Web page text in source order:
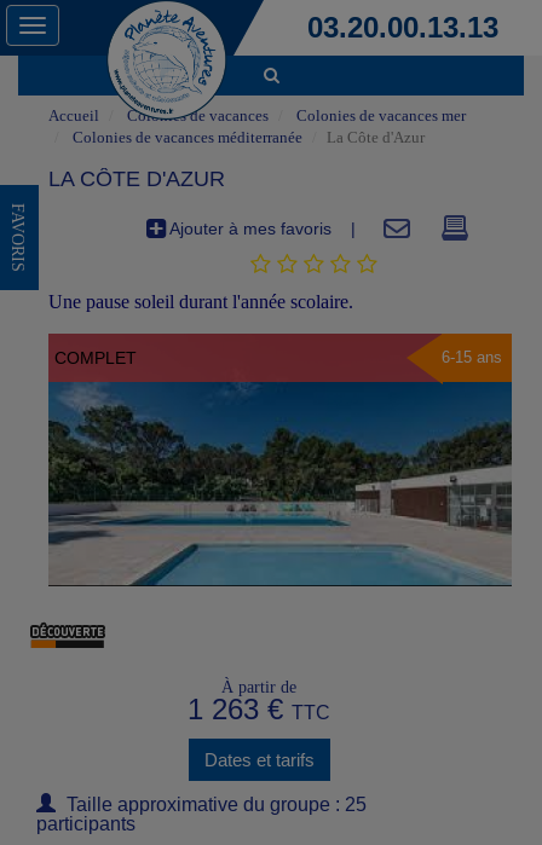
03.20.00.13.13
Toggle
navigation
FAVORIS
Accueil Colonies de vacances
Colonies de vacances mer
Colonies de vacances méditerranée
La Côte d'Azur
LA CÔTE D'AZUR
Ajouter à mes favoris |
Une pause soleil durant l'année scolaire.
COMPLET 6-15 ans
À partir de
1 263 € TTC
Dates et tarifs
Taille approximative du groupe : 25
participants